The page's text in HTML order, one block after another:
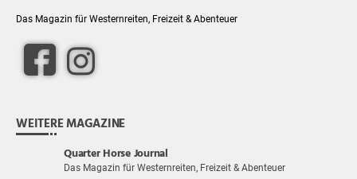
Das Magazin für Westernreiten, Freizeit & Abenteuer
WEITERE MAGAZINE
Quarter Horse Journal
Das Magazin für Westernreiten, Freizeit & Abenteuer